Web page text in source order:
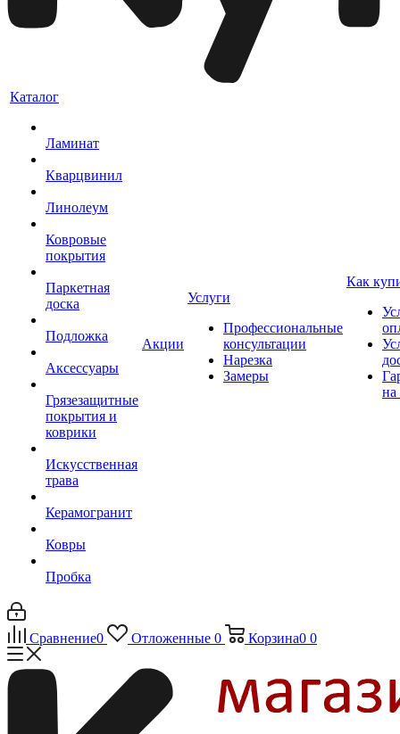
Каталог
Ламинат
Кварцвинил
Линолеум
Ковровые
покрытия
Паркетная
доска
Подложка
Аксессуары
Грязезащитные
покрытия и
коврики
Искусственная
трава
Керамогранит
Ковры
Пробка
Акции
Услуги
Профессиональные
консультации
Нарезка
Замеры
Как
на
Сравнение0 Отложенные 0 Корзина0 0